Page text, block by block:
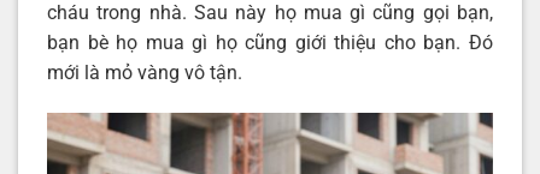
cháu trong nhà. Sau này họ mua gì cũng gọi bạn,
bạn bè họ mua gì họ cũng giới thiệu cho bạn. Đó
mới là mỏ vàng vô tận.